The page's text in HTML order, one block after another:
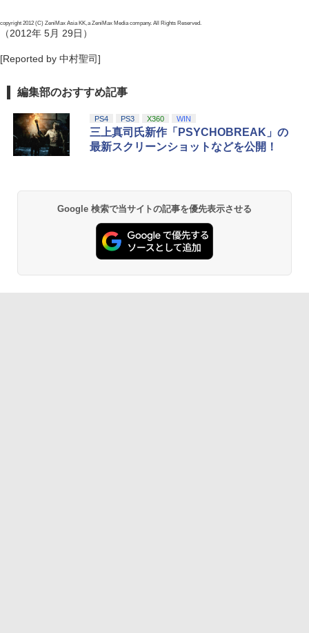
copyright 2012 (C) ZeniMax Asia KK, a ZeniMax Media company. All Rights Reserved.
（2012年 5月 29日）
[Reported by 中村聖司]
編集部のおすすめ記事
PS4 PS3 X360 WIN
三上真司氏新作「PSYCHOBREAK」の
最新スクリーンショットなどを公開！
Google 検索で当サイトの記事を優先表示させる